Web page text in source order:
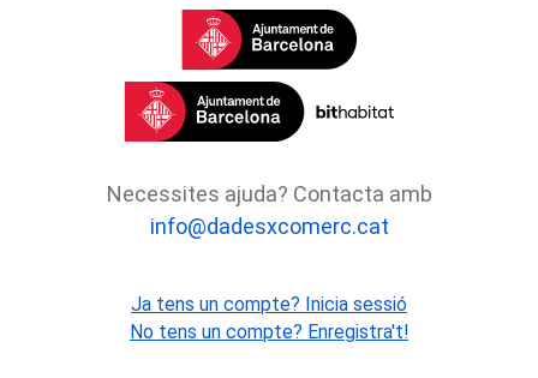
Necessites ajuda? Contacta amb
info@dadesxcomerc.cat
Ja tens un compte? Inicia sessió
No tens un compte? Enregistra't!